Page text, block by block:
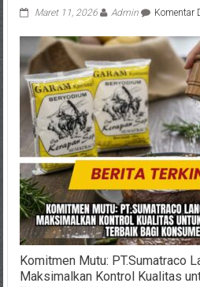
Maret 11, 2026 Admin Komentar
Komitmen Mutu: PT.Sumatraco
Maksimalkan Kontrol Kualitas